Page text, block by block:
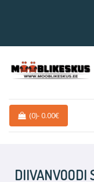
(0)-0.00€